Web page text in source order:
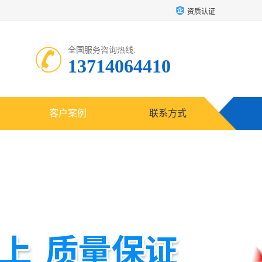
资质认证
全国服务咨询热线:
13714064410
客户案例 联系方式